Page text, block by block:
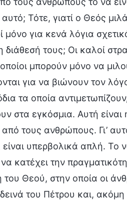
Τότε, γιατί ο Θεός
μόνο για κενά λόγια
τους; Οι καλοί
μπορούν μόνο να
για να βιώνουν τον
τα οποία
στα εγκόσμια. Αυτή είναι
τους ανθρώπους. Γι’
υπερβολικά απλή. Το
να κατέχει την
του Θεού, στην οποία οι
του Πέτρου και,